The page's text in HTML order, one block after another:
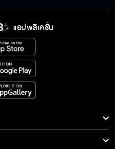
แอปพลิเคชั่น